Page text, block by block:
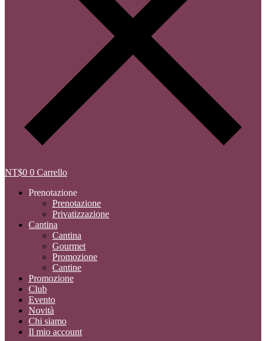
NT$0 0 Carrello
Prenotazione
Prenotazione
Privatizzazione
Cantina
Cantina
Gourmet
Promozione
Cantine
Promozione
Club
Evento
Novità
Chi siamo
Il mio account